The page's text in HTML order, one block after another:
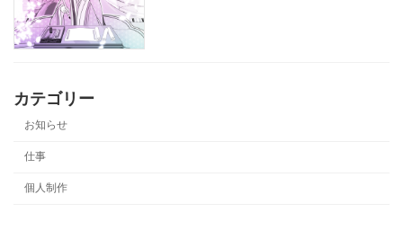
カテゴリー
お知らせ
仕事
個人制作